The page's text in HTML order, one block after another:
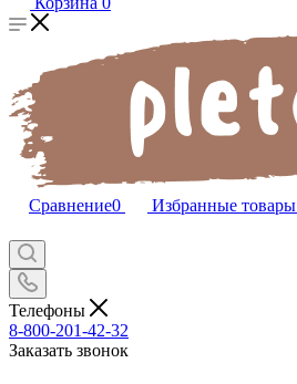
Сравнение0 Избранные товары
Телефоны
8-800-201-42-32
Заказать звонок